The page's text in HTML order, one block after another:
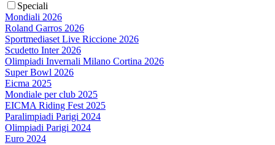
Speciali
Mondiali 2026
Roland Garros 2026
Sportmediaset Live Riccione 2026
Scudetto Inter 2026
Olimpiadi Invernali Milano Cortina 2026
Super Bowl 2026
Eicma 2025
Mondiale per club 2025
EICMA Riding Fest 2025
Paralimpiadi Parigi 2024
Olimpiadi Parigi 2024
Euro 2024